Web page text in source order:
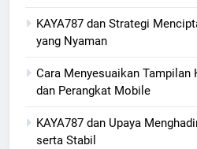
KAYA787 dan Strategi
yang Nyaman
Cara Menyesuaikan Tampilan
dan Perangkat Mobile
KAYA787 dan Upaya
serta Stabil